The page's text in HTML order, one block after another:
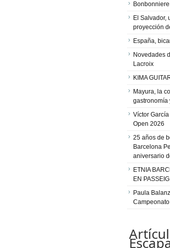
El Salvador,
proyección
España,
Novedades
Lacroix
KIMA
Mayura, la
gastronomía
Víctor
Open 2026
25 años de
Barcelona
aniversario
ETNIA
EN
Paula